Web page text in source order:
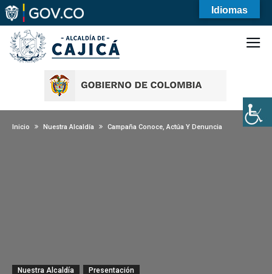
Inicio Nuestra Alcaldía Campaña Conoce, Actúa Y Denuncia
Nuestra Alcaldía Presentación
Idiomas